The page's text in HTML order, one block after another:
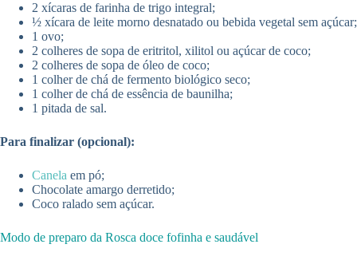
2 xícaras de farinha de trigo integral;
½ xícara de leite morno desnatado ou bebida vegetal sem açúcar;
1 ovo;
2 colheres de sopa de eritritol, xilitol ou açúcar de coco;
2 colheres de sopa de óleo de coco;
1 colher de chá de fermento biológico seco;
1 colher de chá de essência de baunilha;
1 pitada de sal.
Para finalizar (opcional):
Canela em pó;
Chocolate amargo derretido;
Coco ralado sem açúcar.
Modo de preparo da Rosca doce fofinha e saudável